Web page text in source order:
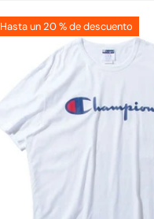
Hasta un 20 % de descuento